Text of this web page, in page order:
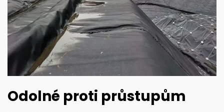
Odolné proti průstupům